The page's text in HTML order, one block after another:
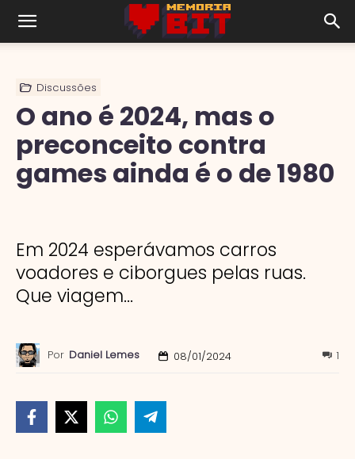
Discussões
O ano é 2024, mas o
preconceito contra
games ainda é o de 1980
Em 2024 esperávamos carros
voadores e ciborgues pelas ruas.
Que viagem...
Por Daniel Lemes 08/01/2024 1